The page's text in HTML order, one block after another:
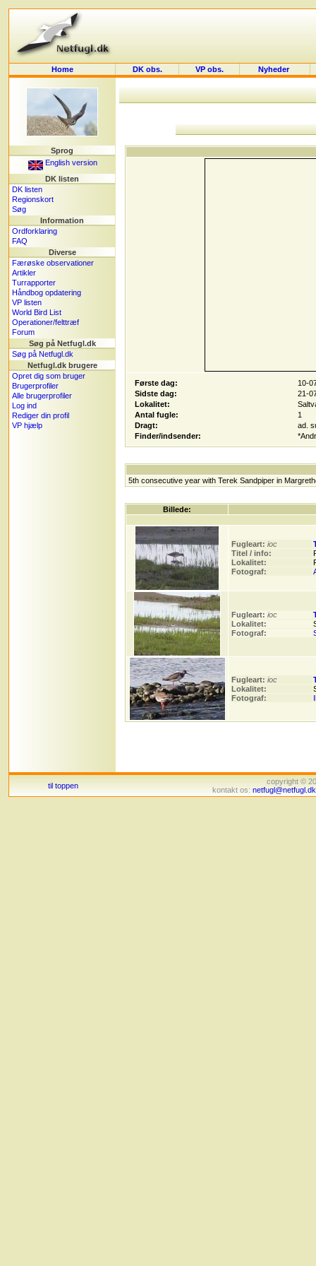
Home DK obs. VP obs. Nyheder
Sprog
English version
DK listen
DK listen
Regionskort
Søg
Information
Ordforklaring
FAQ
Diverse
Færøske observationer
Artikler
Turrapporter
Håndbog opdatering
VP listen
World Bird List
Operationer/felttræf
Forum
Søg på Netfugl.dk
Søg på Netfugl.dk
Netfugl.dk brugere
Opret dig som bruger
Brugerprofiler
Alle brugerprofiler
Log ind
Rediger din profil
VP hjælp
Første dag:
10-
Sidste dag:
21-
Lokalitet:
Antal fugle:
1
Dragt:
ad.
Finder/indsender:
5th consecutive year with Terek Sandpiper in
Billede:
Fugleart: ioc
Titel / info:
Lokalitet:
Fotograf:
Fugleart: ioc
Lokalitet:
Fotograf:
Fugleart: ioc
Lokalitet:
Fotograf:
til toppen
copyright ©
kontakt os: netfugl@netfugl.dk